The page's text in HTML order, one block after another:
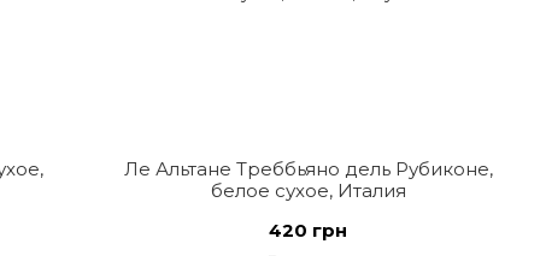
Ле Альтане Треббьяно дель Рубиконе,
белое сухое, Италия
420 грн